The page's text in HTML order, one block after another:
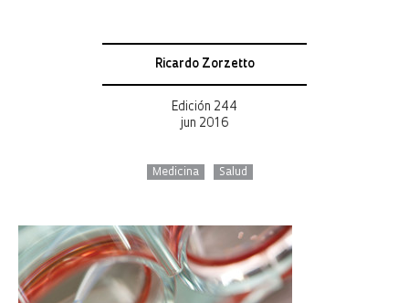
Ricardo Zorzetto
Edición 244
jun 2016
Medicina Salud